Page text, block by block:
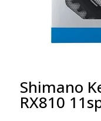
Shimano
RX810